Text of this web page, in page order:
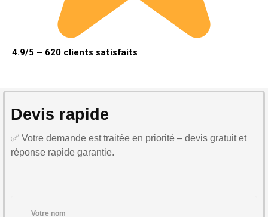
4.9/5 – 620 clients satisfaits
Devis rapide
✅ Votre demande est traitée en priorité – devis gratuit et
réponse rapide garantie.
Votre nom